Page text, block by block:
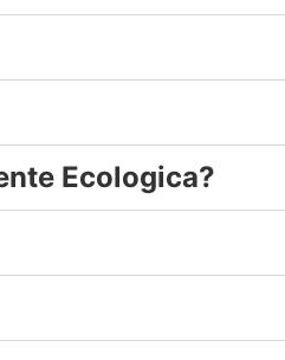
Ecologica?